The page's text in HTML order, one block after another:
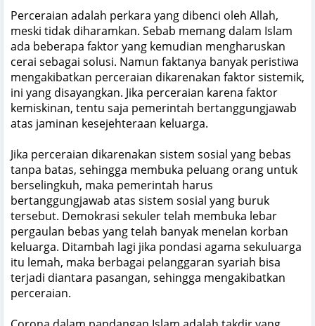
Perceraian adalah perkara yang dibenci oleh Allah,
meski tidak diharamkan. Sebab memang dalam Islam
ada beberapa faktor yang kemudian mengharuskan
cerai sebagai solusi. Namun faktanya banyak peristiwa
mengakibatkan perceraian dikarenakan faktor sistemik,
ini yang disayangkan. Jika perceraian karena faktor
kemiskinan, tentu saja pemerintah bertanggungjawab
atas jaminan kesejehteraan keluarga.
Jika perceraian dikarenakan sistem sosial yang bebas
tanpa batas, sehingga membuka peluang orang untuk
berselingkuh, maka pemerintah harus
bertanggungjawab atas sistem sosial yang buruk
tersebut. Demokrasi sekuler telah membuka lebar
pergaulan bebas yang telah banyak menelan korban
keluarga. Ditambah lagi jika pondasi agama sekuluarga
itu lemah, maka berbagai pelanggaran syariah bisa
terjadi diantara pasangan, sehingga mengakibatkan
perceraian.